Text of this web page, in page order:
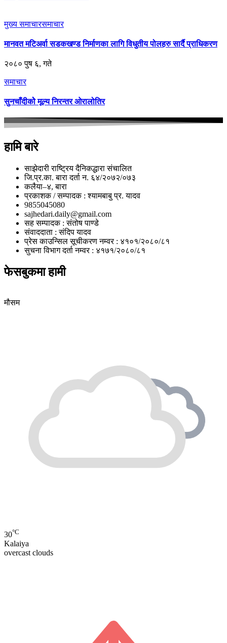
मुख्य समाचारसमाचार
मानवत मटिअर्वा सडकखण्ड निर्माणका लागि विधुतीय पोलहरु सार्दै प्राधिकरण
२०८० पुष ६, गते
समाचार
सुनचाँदीकोे मूल्य निरन्तर ओरालोतिर
हामि बारे
साझेदारी राष्ट्रिय दैनिकद्धारा संचालित
जि.प्र.का. बारा दर्ता न. ६४/२०७२/०७३
कलैया–४, बारा
प्रकाशक / सम्पादक : श्यामबाबु प्र. यादव
9855045080
sajhedari.daily@gmail.com
सह सम्पादक : संतोष पाण्डे
संवाददाता : संदिप यादव
प्रेस काउन्सिल सूचीकरण नम्वर : ४१०१/२०८०/८१
सुचना विभाग दर्ता नम्वर : ४१७१/२०८०/८१
फेसबुकमा हामी
मौसम
30°C
Kalaiya
overcast clouds